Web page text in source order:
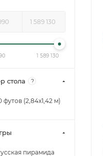
1 589 130
стола ?
футов (2,84x1,42 м)
пирамида